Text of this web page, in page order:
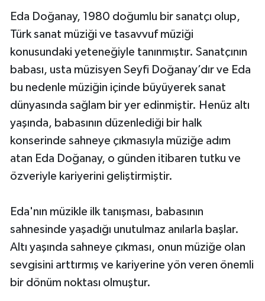
Eda Doğanay, 1980 doğumlu bir sanatçı olup,
Türk sanat müziği ve tasavvuf müziği
konusundaki yeteneğiyle tanınmıştır. Sanatçının
babası, usta müzisyen Seyfi Doğanay’dır ve Eda
bu nedenle müziğin içinde büyüyerek sanat
dünyasında sağlam bir yer edinmiştir. Henüz altı
yaşında, babasının düzenlediği bir halk
konserinde sahneye çıkmasıyla müziğe adım
atan Eda Doğanay, o günden itibaren tutku ve
özveriyle kariyerini geliştirmiştir.
Eda'nın müzikle ilk tanışması, babasının
sahnesinde yaşadığı unutulmaz anılarla başlar.
Altı yaşında sahneye çıkması, onun müziğe olan
sevgisini arttırmış ve kariyerine yön veren önemli
bir dönüm noktası olmuştur.